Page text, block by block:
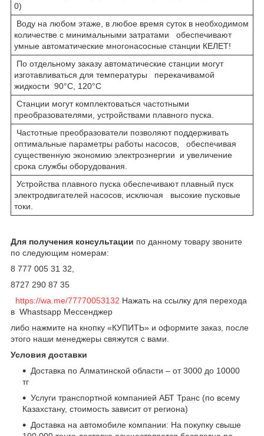
0)
Воду на любом этаже, в любое время суток в необходимом
количестве с минимальными затратами обеспечивают
умные автоматические многонасосные станции КЕЛЕТ!
По отдельному заказу автоматические станции могут
изготавливаться для температуры перекачивамой
жидкости 90°С, 120°С
Станции могут комплектоваться частотными
преобразователями, устройствами плавного пуска.
Частотные преобразователи позволяют поддерживать
оптимальные параметры работы насосов, обеспечивая
существенную экономию электроэнергии и увеличение
срока службы оборудования.
Устройства плавного пуска обеспечивают плавный пуск
электродвигателей насосов, исключая высокие пусковые
токи.
Для получения консультации по данному товару звоните
по следующим номерам:
8 777 005 31 32,
8727 290 87 35
https://wa.me/77770053132 Нажать на ссылку для перехода
в Whastsapp Мессенджер
либо нажмите на кнопку «КУПИТЬ» и оформите заказ, после
этого наши менеджеры свяжутся с вами.
Условия доставки
Доставка по Алматинской области – от 3000 до 10000
тг
Услуги транспортной компанией АБТ Транс (по всему
Казахстану, стоимость зависит от региона)
Доставка на автомобиле компании: На покупку свыше